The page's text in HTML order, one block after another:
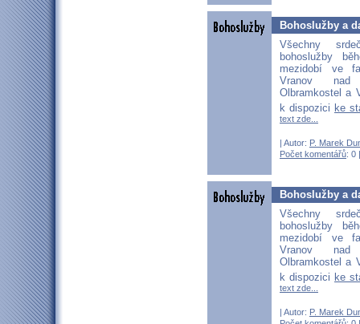
Bohoslužby a
Všechny
bohoslužby
mezidobí ve
Vranov
Olbramkostel a
k dispozici ke
text zde...
| Autor: P. Marek
Počet komentářů: 0
Bohoslužby a
Všechny
bohoslužby
mezidobí ve
Vranov
Olbramkostel a
k dispozici ke
text zde...
| Autor: P. Marek